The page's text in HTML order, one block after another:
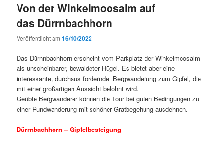
Von der Winkelmoosalm auf
das Dürrnbachhorn
Veröffentlicht am16/10/2022
Das Dürnnbachhorn erscheint vom Parkplatz der Winkelmoosalm
als unscheinbarer, bewaldeter Hügel. Es bietet aber eine
interessante, durchaus fordernde Bergwanderung zum Gipfel, die
mit einer großartigen Aussicht belohnt wird.
Geübte Bergwanderer können die Tour bei guten Bedingungen zu
einer Rundwanderung mit schöner Gratbegehung ausdehnen.
Dürrnbachhorn – Gipfelbesteigung